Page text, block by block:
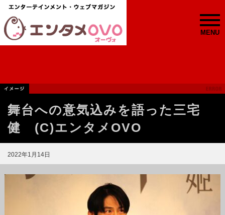
MENU
舞台への意気込みを語った三宅
健 (C)エンタメOVO
2022年1月14日